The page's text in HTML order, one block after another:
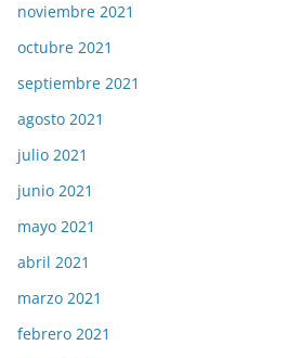
noviembre 2021
octubre 2021
septiembre 2021
agosto 2021
julio 2021
junio 2021
mayo 2021
abril 2021
marzo 2021
febrero 2021